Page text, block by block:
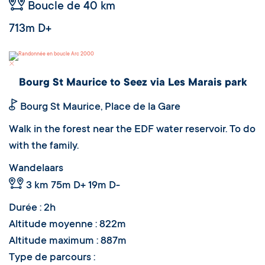
Boucle de 40 km
713m D+
Arc 2000
Bourg St Maurice to Seez via Les Marais park
Bourg St Maurice, Place de la Gare
Walk in the forest near the EDF water reservoir. To do
with the family.
Wandelaars
3 km 75m D+ 19m D-
Durée : 2h
Altitude moyenne : 822m
Altitude maximum : 887m
Type de parcours :